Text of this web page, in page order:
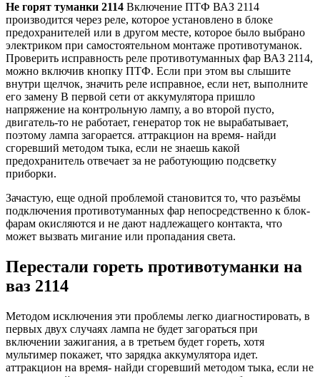
Не горят туманки 2114 Включение ПТФ ВАЗ 2114
производится через реле, которое установлено в блоке
предохранителей или в другом месте, которое было выбрано
электриком при самостоятельном монтаже противотуманок.
Проверить исправность реле противотуманных фар ВАЗ 2114,
можно включив кнопку ПТФ. Если при этом вы слышите
внутри щелчок, значить реле исправное, если нет, выполните
его замену В первой сети от аккумулятора пришло
напряжение на контрольную лампу, а во второй пусто,
двигатель-то не работает, генератор ток не вырабатывает,
поэтому лампа загорается. аттракцион на время- найди
сгоревший методом тыка, если не знаешь какой
предохранитель отвечает за не работующию подсветку
приборки.
Зачастую, еще одной проблемой становится то, что разъёмы
подключения противотуманных фар непосредственно к блок-
фарам окисляются и не дают надлежащего контакта, что
может вызвать мигание или пропадания света.
Перестали гореть противотуманки на
ваз 2114
Методом исключения эти проблемы легко диагностировать, в
первых двух случаях лампа не будет загораться при
включении зажигания, а в третьем будет гореть, хотя
мультимер покажет, что зарядка аккумулятора идет.
аттракцион на время- найди сгоревший методом тыка, если не